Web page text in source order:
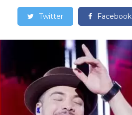
Twitter Facebook